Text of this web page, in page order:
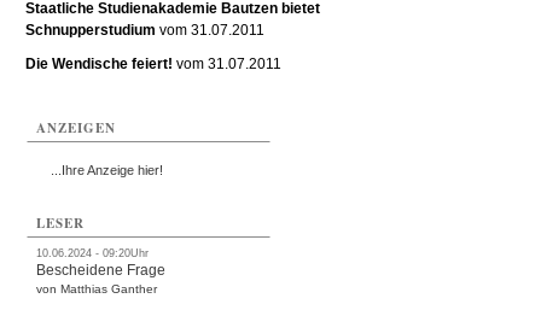
Staatliche Studienakademie Bautzen bietet
Schnupperstudium vom 31.07.2011
Die Wendische feiert! vom 31.07.2011
ANZEIGEN
...Ihre Anzeige hier!
LESER
10.06.2024 - 09:20Uhr
Bescheidene Frage
von Matthias Ganther